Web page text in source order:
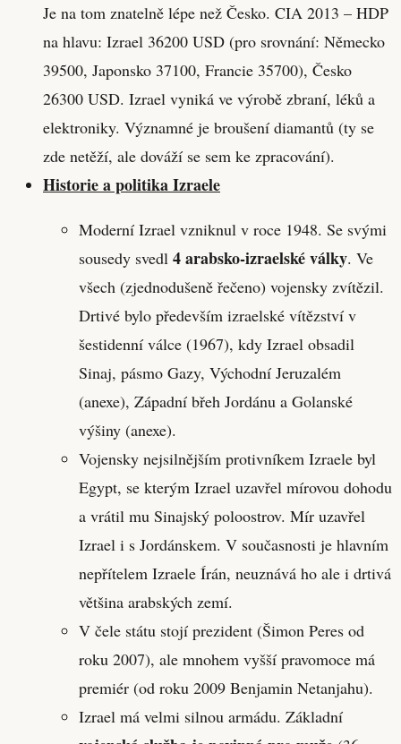
Je na tom znatelně lépe než Česko. CIA 2013 – HDP
na hlavu: Izrael 36200 USD (pro srovnání: Německo
39500, Japonsko 37100, Francie 35700), Česko
26300 USD. Izrael vyniká ve výrobě zbraní, léků a
elektroniky. Významné je broušení diamantů (ty se
zde netěží, ale dováží se sem ke zpracování).
Historie a politika Izraele
Moderní Izrael vzniknul v roce 1948. Se svými
sousedy svedl 4 arabsko-izraelské války. Ve
všech (zjednodušeně řečeno) vojensky zvítězil.
Drtivé bylo především izraelské vítězství v
šestidenní válce (1967), kdy Izrael obsadil
Sinaj, pásmo Gazy, Východní Jeruzalém
(anexe), Západní břeh Jordánu a Golanské
výšiny (anexe).
Vojensky nejsilnějším protivníkem Izraele byl
Egypt, se kterým Izrael uzavřel mírovou dohodu
a vrátil mu Sinajský poloostrov. Mír uzavřel
Izrael i s Jordánskem. V současnosti je hlavním
nepřítelem Izraele Írán, neuznává ho ale i drtivá
většina arabských zemí.
V čele státu stojí prezident (Šimon Peres od
roku 2007), ale mnohem vyšší pravomoce má
premiér (od roku 2009 Benjamin Netanjahu).
Izrael má velmi silnou armádu. Základní